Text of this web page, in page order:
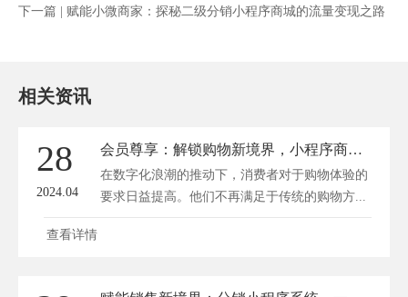
下一篇 | 赋能小微商家：探秘二级分销小程序商城的流量变现之路
相关资讯
28
2024.04
会员尊享：解锁购物新境界，小程序商城特权体验
在数字化浪潮的推动下，消费者对于购物体验的
要求日益提高。他们不再满足于传统的购物方...
查看详情